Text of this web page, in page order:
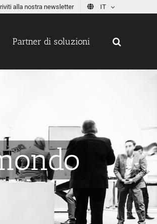
alla nostra newsletter IT
Partner di soluzioni